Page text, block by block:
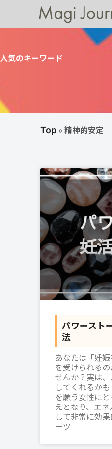
人気のキーワード
Top » 精神的安定
パワースト
法
あなたは「妊
を受けられる
せんか？実は
してくれるか
を願う女性に
えとなり、エ
して非常に効
ーツ